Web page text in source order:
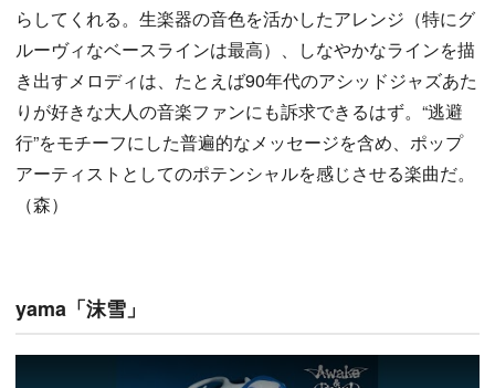
らしてくれる。生楽器の音色を活かしたアレンジ（特にグ
ルーヴィなベースラインは最高）、しなやかなラインを描
き出すメロディは、たとえば90年代のアシッドジャズあた
りが好きな大人の音楽ファンにも訴求できるはず。“逃避
行”をモチーフにした普遍的なメッセージを含め、ポップ
アーティストとしてのポテンシャルを感じさせる楽曲だ。
（森）
yama「沫雪」